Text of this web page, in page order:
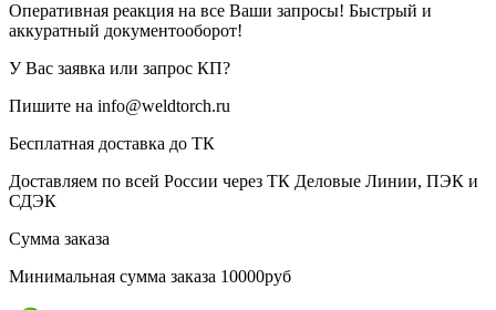
Оперативная реакция на все Ваши запросы! Быстрый и
аккуратный документооборот!
У Вас заявка или запрос КП?
Пишите на info@weldtorch.ru
Бесплатная доставка до ТК
Доставляем по всей России через ТК Деловые Линии, ПЭК и
СДЭК
Сумма заказа
Минимальная сумма заказа 10000руб